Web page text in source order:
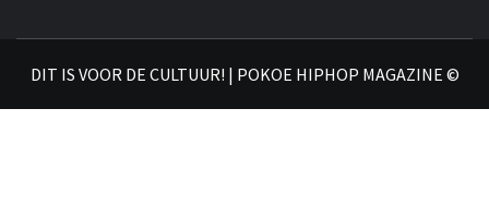
DIT IS VOOR DE CULTUUR! | POKOE HIPHOP MAGAZINE ©